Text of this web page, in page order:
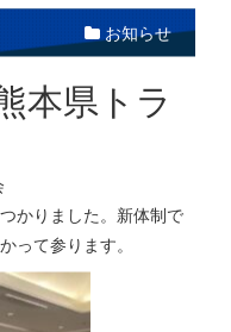
お知らせ
本県トラ
かりました。新体制で
って参ります。